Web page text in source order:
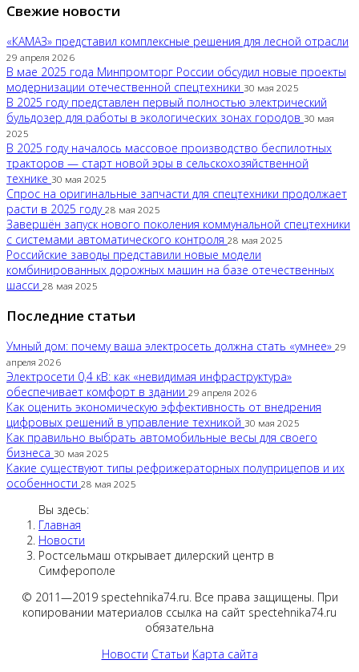
Свежие новости
«КАМАЗ» представил комплексные решения для лесной отрасли
29 апреля 2026
В мае 2025 года Минпромторг России обсудил новые проекты
модернизации отечественной спецтехники 30 мая 2025
В 2025 году представлен первый полностью электрический
бульдозер для работы в экологических зонах городов 30 мая
2025
В 2025 году началось массовое производство беспилотных
тракторов — старт новой эры в сельскохозяйственной
технике 30 мая 2025
Спрос на оригинальные запчасти для спецтехники продолжает
расти в 2025 году 28 мая 2025
Завершён запуск нового поколения коммунальной спецтехники
с системами автоматического контроля 28 мая 2025
Российские заводы представили новые модели
комбинированных дорожных машин на базе отечественных
шасси 28 мая 2025
Последние статьи
Умный дом: почему ваша электросеть должна стать «умнее» 29
апреля 2026
Электросети 0,4 кВ: как «невидимая инфраструктура»
обеспечивает комфорт в здании 29 апреля 2026
Как оценить экономическую эффективность от внедрения
цифровых решений в управление техникой 30 мая 2025
Как правильно выбрать автомобильные весы для своего
бизнеса 30 мая 2025
Какие существуют типы рефрижераторных полуприцепов и их
особенности 28 мая 2025
Вы здесь:
Главная
Новости
Ростсельмаш открывает дилерский центр в
Симферополе
© 2011—2019 spectehnika74.ru. Все права защищены. При
копировании материалов ссылка на сайт spectehnika74.ru
обязательна
Новости Статьи Карта сайта